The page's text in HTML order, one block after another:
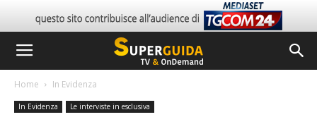
Home In Evidenza
In Evidenza Le interviste in esclusiva